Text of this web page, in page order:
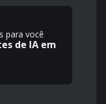
para você
de IA em